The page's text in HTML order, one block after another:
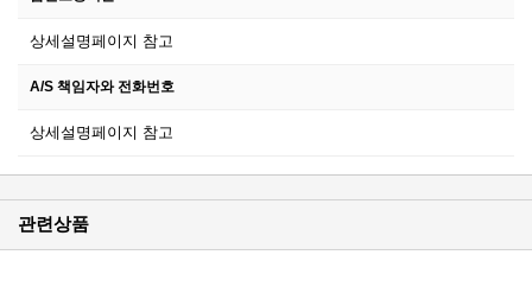
상세설명페이지 참고
A/S 책임자와 전화번호
상세설명페이지 참고
관련상품